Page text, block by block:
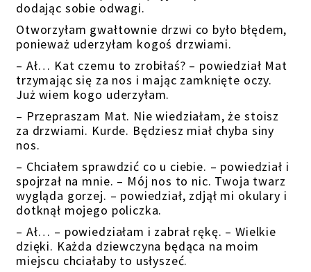
dodając sobie odwagi.
Otworzyłam gwałtownie drzwi co było błędem,
ponieważ uderzyłam kogoś drzwiami.
– Ał… Kat czemu to zrobiłaś? – powiedział Mat
trzymając się za nos i mając zamknięte oczy.
Już wiem kogo uderzyłam.
– Przepraszam Mat. Nie wiedziałam, że stoisz
za drzwiami. Kurde. Będziesz miał chyba siny
nos.
– Chciałem sprawdzić co u ciebie. – powiedział i
spojrzał na mnie. – Mój nos to nic. Twoja twarz
wygląda gorzej. – powiedział, zdjął mi okulary i
dotknął mojego policzka.
– Ał… – powiedziałam i zabrał rękę. – Wielkie
dzięki. Każda dziewczyna będąca na moim
miejscu chciałaby to usłyszeć.